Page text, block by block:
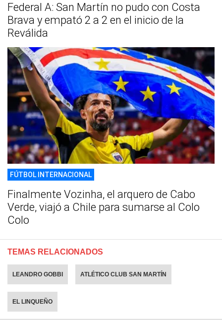
Federal A: San Martín no pudo con Costa
Brava y empató 2 a 2 en el inicio de la
Reválida
FÚTBOL INTERNACIONAL
Finalmente Vozinha, el arquero de Cabo
Verde, viajó a Chile para sumarse al Colo
Colo
TEMAS RELACIONADOS
LEANDRO GOBBI ATLÉTICO CLUB SAN MARTÍN
EL LINQUEÑO